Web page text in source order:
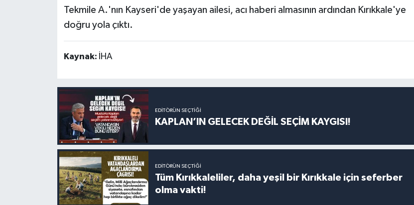
Tekmile A.'nın Kayseri'de yaşayan ailesi, acı haberi almasının ardından Kırıkkale'ye
doğru yola çıktı.
Kaynak: İHA
EDITÖRÜN SEÇTIĞI
KAPLAN’IN GELECEK DEĞİL SEÇİM KAYGISI!
EDITÖRÜN SEÇTIĞI
Tüm Kırıkkaleliler, daha yeşil bir Kırıkkale için seferber
olma vakti!